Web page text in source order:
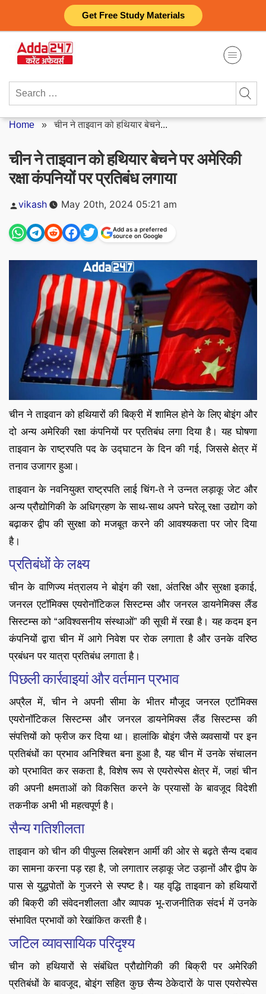
Get Free Study Materials
content
Search
Home »चीन ने ताइवान को हथियार बेचने...
चीन ने ताइवान को हथियार बेचने पर अमेरिकी
रक्षा कंपनियों पर प्रतिबंध लगाया
Posted
vikash May 20th, 2024 05:21 am
Add as a preferred
source on Google
चीन ने ताइवान को हथियारों की बिक्री में शामिल होने के लिए बोइंग और
दो अन्य अमेरिकी रक्षा कंपनियों पर प्रतिबंध लगा दिया है। यह घोषणा
ताइवान के राष्ट्रपति पद के उद्घाटन के दिन की गई, जिससे क्षेत्र में
तनाव उजागर हुआ।
ताइवान के नवनियुक्त राष्ट्रपति लाई चिंग-ते ने उन्नत लड़ाकू जेट और
अन्य प्रौद्योगिकी के अधिग्रहण के साथ-साथ अपने घरेलू रक्षा उद्योग को
बढ़ाकर द्वीप की सुरक्षा को मजबूत करने की आवश्यकता पर जोर दिया
है।
प्रतिबंधों के लक्ष्य
चीन के वाणिज्य मंत्रालय ने बोइंग की रक्षा, अंतरिक्ष और सुरक्षा इकाई,
जनरल एटॉमिक्स एयरोनॉटिकल सिस्टम्स और जनरल डायनेमिक्स लैंड
सिस्टम्स को “अविश्वसनीय संस्थाओं” की सूची में रखा है। यह कदम इन
कंपनियों द्वारा चीन में आगे निवेश पर रोक लगाता है और उनके वरिष्ठ
प्रबंधन पर यात्रा प्रतिबंध लगाता है।
पिछली कार्रवाइयां और वर्तमान प्रभाव
अप्रैल में, चीन ने अपनी सीमा के भीतर मौजूद जनरल एटॉमिक्स
एयरोनॉटिकल सिस्टम्स और जनरल डायनेमिक्स लैंड सिस्टम्स की
संपत्तियों को फ्रीज कर दिया था। हालांकि बोइंग जैसे व्यवसायों पर इन
प्रतिबंधों का प्रभाव अनिश्चित बना हुआ है, यह चीन में उनके संचालन
को प्रभावित कर सकता है, विशेष रूप से एयरोस्पेस क्षेत्र में, जहां चीन
की अपनी क्षमताओं को विकसित करने के प्रयासों के बावजूद विदेशी
तकनीक अभी भी महत्वपूर्ण है।
सैन्य गतिशीलता
ताइवान को चीन की पीपुल्स लिबरेशन आर्मी की ओर से बढ़ते सैन्य दबाव
का सामना करना पड़ रहा है, जो लगातार लड़ाकू जेट उड़ानों और द्वीप के
पास से युद्धपोतों के गुजरने से स्पष्ट है। यह वृद्धि ताइवान को हथियारों
की बिक्री की संवेदनशीलता और व्यापक भू-राजनीतिक संदर्भ में उनके
संभावित प्रभावों को रेखांकित करती है।
जटिल व्यावसायिक परिदृश्य
चीन को हथियारों से संबंधित प्रौद्योगिकी की बिक्री पर अमेरिकी
प्रतिबंधों के बावजूद, बोइंग सहित कुछ सैन्य ठेकेदारों के पास एयरोस्पेस